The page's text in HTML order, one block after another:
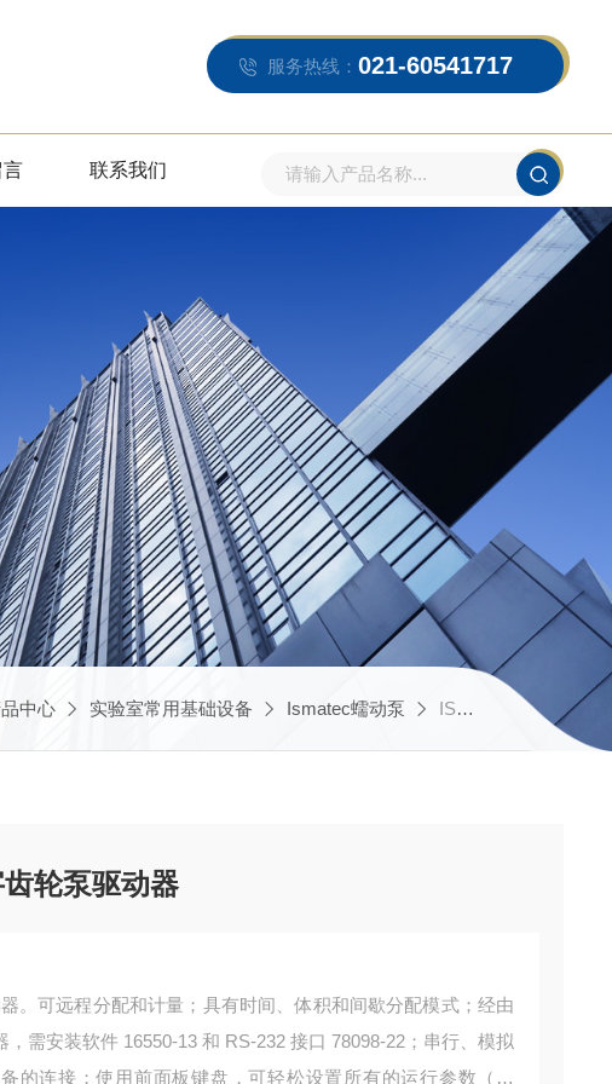
服务热线： 021-60541717
言 联系我们
中心 实验室常用基础设备 Ismatec蠕动泵 ISM405AIsmatec可编程数字齿轮泵驱动器
轮泵驱动器
。可远程分配和计量；具有时间、体积和间歇分配模式；经由
需安装软件 16550-13 和 RS-232 接口 78098-22；串行、模拟
的连接；使用前面板键盘，可轻松设置所有的运行参数（校